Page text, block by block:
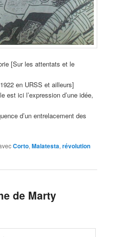
[Sur les attentats et le
en URSS et ailleurs]
est ici l’expression d’une idée,
d’un entrelacement des
Corto,Malatesta,révolution
de Marty